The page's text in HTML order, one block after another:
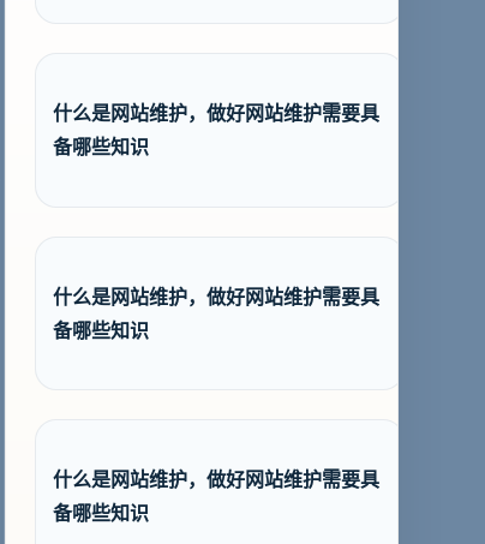
什么是网站维护，做好网站维护需要具
备哪些知识
什么是网站维护，做好网站维护需要具
备哪些知识
什么是网站维护，做好网站维护需要具
备哪些知识